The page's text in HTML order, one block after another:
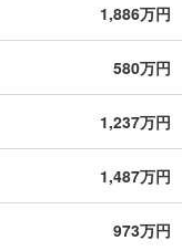
1,886万円
580万円
1,237万円
1,487万円
973万円